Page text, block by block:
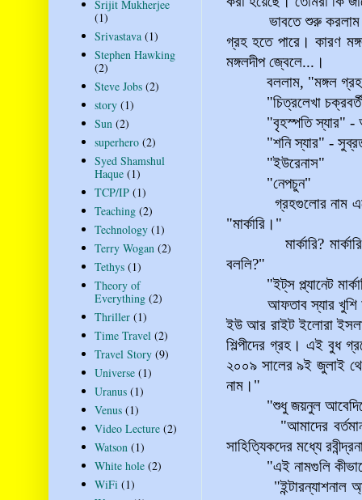
ভাবতে শুরু করলাম কবি
গ্রহ হতে পারে। কারণ
মঙ্গলদীপ জ্বেলে...।
বললাম, "মঙ্গল গ্রহ
"চিত্রলেখা চক্রবর্তী
"বৃহস্পতি স্যার" -
"শনি স্যার" -
"ইউরেনাস"
"নেপচুন"
গ্রহগুলোর নাম একের
"মার্কারি।"
মার্কারি? মার্কারি
বললি?"
"ইট্‌স প্ল্যানেট
আফতাব স্যার খুশি
ইউ আর রাইট ইলোরা
শিল্পীদের গ্রহ। এই বুধ
২০০৯ সালের ৯ই জুলাই
নাম।"
"শুধু জয়নুল আবেদিনের
"আমাদের বর্তমান
সাহিত্যিকদের মধ্যে
"এই নামগুলি কীভাবে
"ইন্টারন্যাশনাল
Srijit Mukherjee
(1)
Srivastava (1)
Stephen Hawking
(2)
Steve Jobs (2)
story (1)
Sun (2)
superhero (2)
Syed Shamshul
Haque (1)
TCP/IP (1)
Teaching (2)
Technology (1)
Terry Wogan (2)
Tethys (1)
Theory of
Everything (2)
Thriller (1)
Time Travel (2)
Travel Story (9)
Universe (1)
Uranus (1)
Venus (1)
Video Lecture (2)
Watson (1)
White hole (2)
WiFi (1)